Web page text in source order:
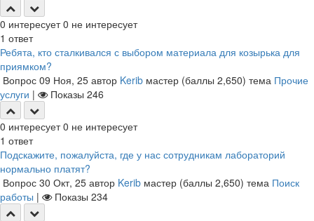
0 интересует 0 не интересует
1 ответ
Ребята, кто сталкивался с выбором материала для козырька для
приямком?
Вопрос 09 Ноя, 25 автор Kerib мастер (баллы 2,650) тема Прочие
услуги | Показы 246
0 интересует 0 не интересует
1 ответ
Подскажите, пожалуйста, где у нас сотрудникам лабораторий
нормально платят?
Вопрос 30 Окт, 25 автор Kerib мастер (баллы 2,650) тема Поиск
работы | Показы 234